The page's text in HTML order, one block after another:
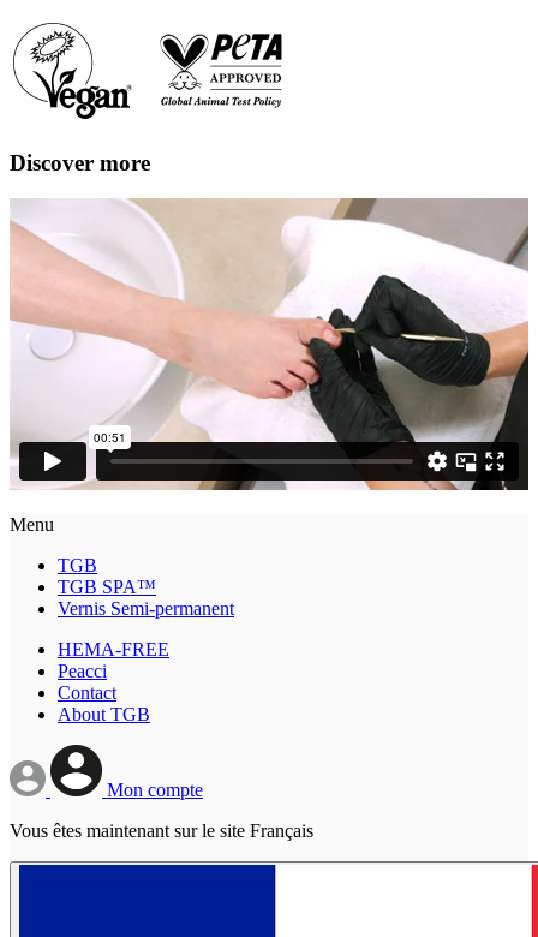
Discover more
Menu
TGB
TGB SPA™
Vernis Semi-permanent
HEMA-FREE
Peacci
Contact
About TGB
Mon compte
Vous êtes maintenant sur le site Français